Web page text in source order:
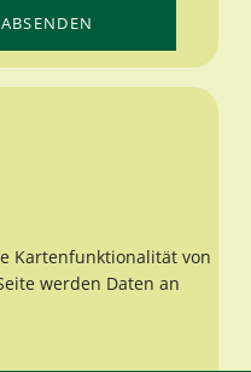
Kartenfunktionalität von
werden Daten an